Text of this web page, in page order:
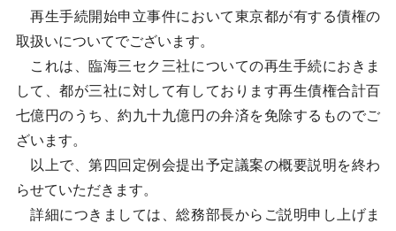
再生手続開始申立事件において東京都が有する債権の
取扱いについてでございます。
これは、臨海三セク三社についての再生手続におきま
して、都が三社に対して有しております再生債権合計百
七億円のうち、約九十九億円の弁済を免除するものでご
ざいます。
以上で、第四回定例会提出予定議案の概要説明を終わ
らせていただきます。
詳細につきましては、総務部長からご説明申し上げま